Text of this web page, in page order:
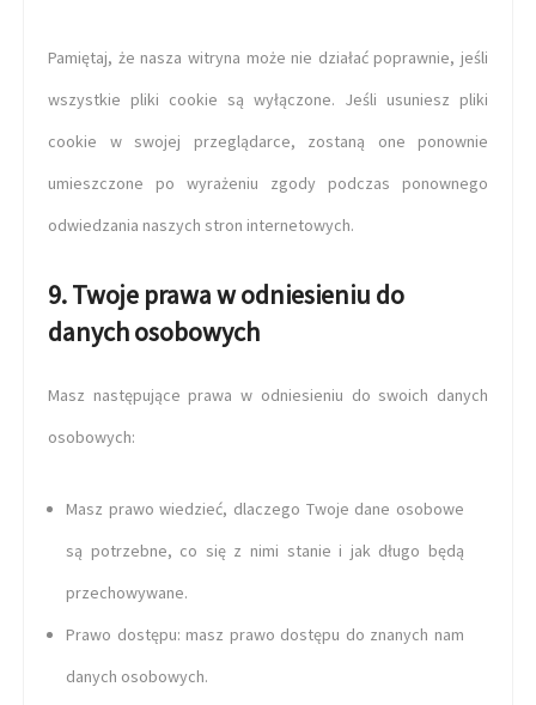
Pamiętaj, że nasza witryna może nie działać poprawnie, jeśli
wszystkie pliki cookie są wyłączone. Jeśli usuniesz pliki
cookie w swojej przeglądarce, zostaną one ponownie
umieszczone po wyrażeniu zgody podczas ponownego
odwiedzania naszych stron internetowych.
9. Twoje prawa w odniesieniu do
danych osobowych
Masz następujące prawa w odniesieniu do swoich danych
osobowych:
Masz prawo wiedzieć, dlaczego Twoje dane osobowe
są potrzebne, co się z nimi stanie i jak długo będą
przechowywane.
Prawo dostępu: masz prawo dostępu do znanych nam
danych osobowych.